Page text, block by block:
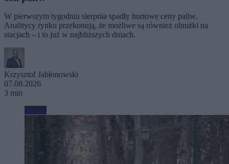
W pierwszym tygodniu sierpnia spadły hurtowe ceny paliw.
Analitycy rynku przekonują, że możliwe są również obniżki na
stacjach – i to już w najbliższych dniach.
Krzysztof Jabłonowski
07.08.2026
3 min
Biznes